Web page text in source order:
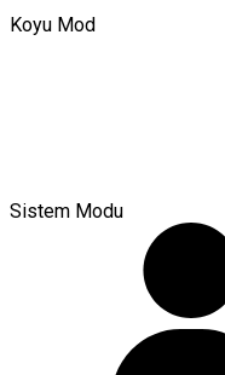
Koyu Mod
Sistem Modu